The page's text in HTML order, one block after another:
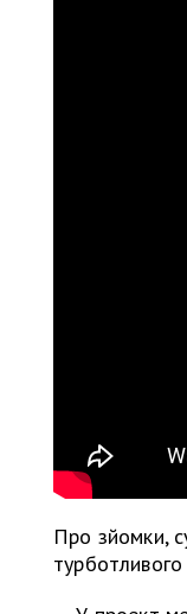
Про зйомки,